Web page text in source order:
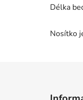
Délka
Nosítko